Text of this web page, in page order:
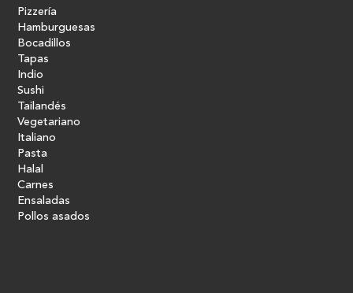
Pizzería
Hamburguesas
Bocadillos
Tapas
Indio
Sushi
Tailandés
Vegetariano
Italiano
Pasta
Halal
Carnes
Ensaladas
Pollos asados